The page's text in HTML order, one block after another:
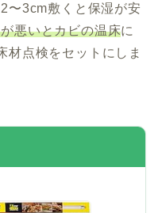
〜3cm敷くと保湿が安
悪いとカビの温床に
材点検をセットにしま